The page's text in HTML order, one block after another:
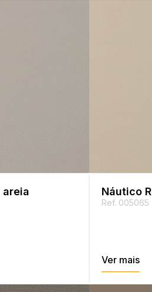
areia Náutico
Ref. 005065
Ver mais